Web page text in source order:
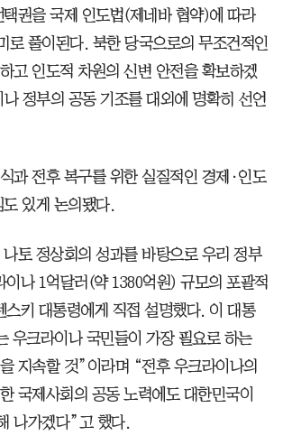
권을 국제 인도법(제네바 협약)에 따라
로 풀이된다. 북한 당국으로의 무조건적인
고 인도적 차원의 신변 안전을 확보하겠
정부의 공동 기조를 대외에 명확히 선언
과 전후 복구를 위한 실질적인 경제·인도
있게 논의됐다.
토 정상회의 성과를 바탕으로 우리 정부
이나 1억달러(약 1380억원) 규모의 포괄적
스키 대통령에게 직접 설명했다. 이 대통
우크라이나 국민들이 가장 필요로 하는
지속할 것”이라며 “전후 우크라이나의
국제사회의 공동 노력에도 대한민국이
나가겠다”고 했다.